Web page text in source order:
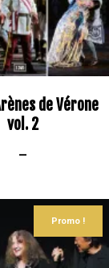
de Vérone
vol. 2
–
Promo !